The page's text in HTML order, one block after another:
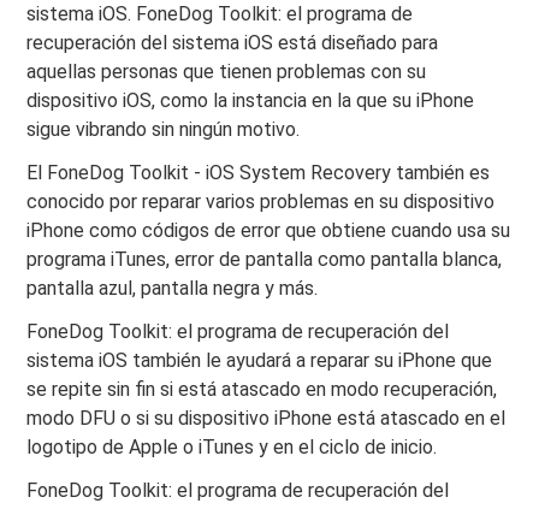
sistema iOS. FoneDog Toolkit: el programa de
recuperación del sistema iOS está diseñado para
aquellas personas que tienen problemas con su
dispositivo iOS, como la instancia en la que su iPhone
sigue vibrando sin ningún motivo.
El FoneDog Toolkit - iOS System Recovery también es
conocido por reparar varios problemas en su dispositivo
iPhone como códigos de error que obtiene cuando usa su
programa iTunes, error de pantalla como pantalla blanca,
pantalla azul, pantalla negra y más.
FoneDog Toolkit: el programa de recuperación del
sistema iOS también le ayudará a reparar su iPhone que
se repite sin fin si está atascado en modo recuperación,
modo DFU o si su dispositivo iPhone está atascado en el
logotipo de Apple o iTunes y en el ciclo de inicio.
FoneDog Toolkit: el programa de recuperación del